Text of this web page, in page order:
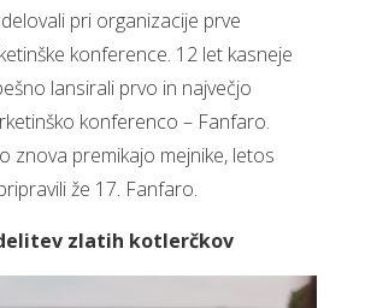
pri organizacije prve
konference. 12 let kasneje
lansirali prvo in največjo
konferenco – Fanfaro.
znova premikajo mejnike, letos
že 17. Fanfaro.
zlatih kotlerčkov